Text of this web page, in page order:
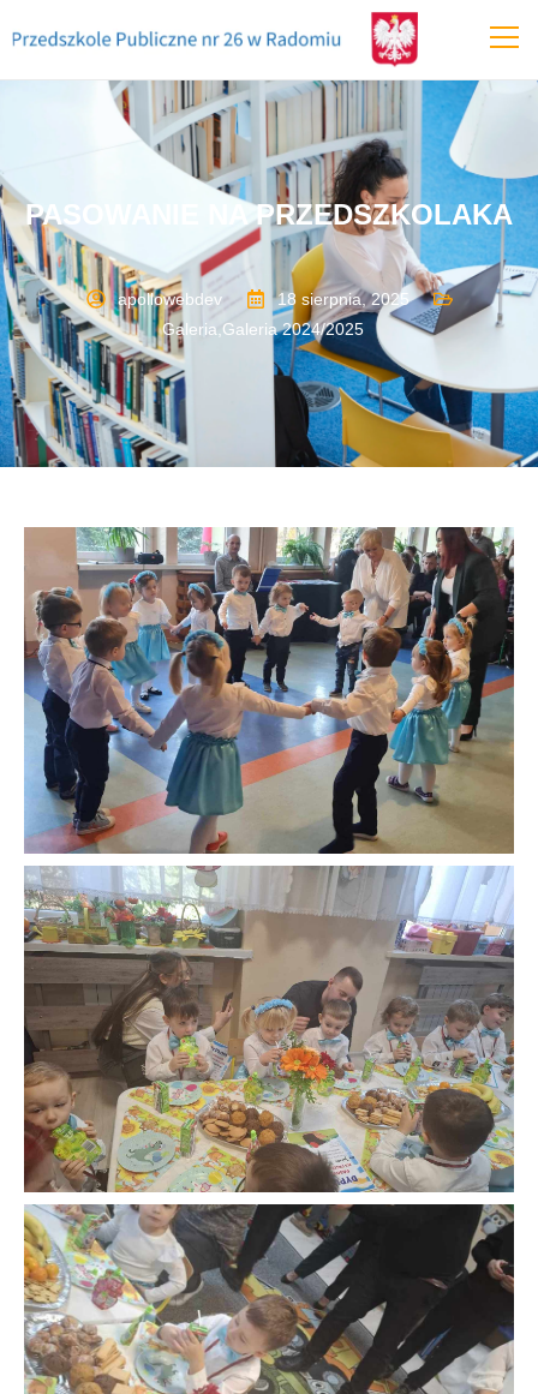
PASOWANIE NA PRZEDSZKOLAKA
apollowebdev
18 sierpnia, 2025
Galeria,Galeria 2024/2025